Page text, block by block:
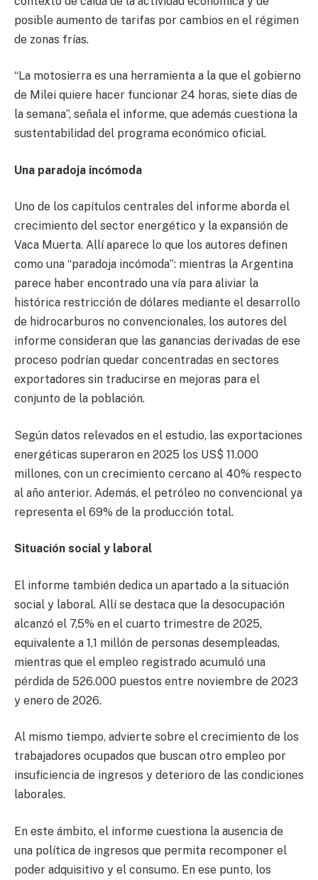
posible aumento de tarifas por cambios en el régimen
de zonas frías.
“La motosierra es una herramienta a la que el gobierno
de Milei quiere hacer funcionar 24 horas, siete días de
la semana”, señala el informe, que además cuestiona la
sustentabilidad del programa económico oficial.
Una paradoja incómoda
Uno de los capítulos centrales del informe aborda el
crecimiento del sector energético y la expansión de
Vaca Muerta. Allí aparece lo que los autores definen
como una “paradoja incómoda”: mientras la Argentina
parece haber encontrado una vía para aliviar la
histórica restricción de dólares mediante el desarrollo
de hidrocarburos no convencionales, los autores del
informe consideran que las ganancias derivadas de ese
proceso podrían quedar concentradas en sectores
exportadores sin traducirse en mejoras para el
conjunto de la población.
Según datos relevados en el estudio, las exportaciones
energéticas superaron en 2025 los US$ 11.000
millones, con un crecimiento cercano al 40% respecto
al año anterior. Además, el petróleo no convencional ya
representa el 69% de la producción total.
Situación social y laboral
El informe también dedica un apartado a la situación
social y laboral. Allí se destaca que la desocupación
alcanzó el 7,5% en el cuarto trimestre de 2025,
equivalente a 1,1 millón de personas desempleadas,
mientras que el empleo registrado acumuló una
pérdida de 526.000 puestos entre noviembre de 2023
y enero de 2026.
Al mismo tiempo, advierte sobre el crecimiento de los
trabajadores ocupados que buscan otro empleo por
insuficiencia de ingresos y deterioro de las condiciones
laborales.
En este ámbito, el informe cuestiona la ausencia de
una política de ingresos que permita recomponer el
poder adquisitivo y el consumo. En ese punto, los